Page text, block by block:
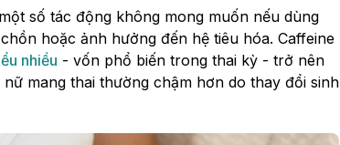
số tác động không mong muốn nếu dùng
hoặc ảnh hưởng đến hệ tiêu hóa. Caffeine
nhiều - vốn phổ biến trong thai kỳ - trở nên
mang thai thường chậm hơn do thay đổi sinh